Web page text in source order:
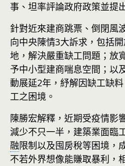
事、坦率評論政府政策並提
針對近來建商跳票、倒閉風
向中央陳情3大訴求，包括
地，解決嚴重缺工問題；放
予中小型建商喘息空間；以
動展延2年，紓解因缺工缺
工之困境。
陳勝宏解釋，近期受疫情影
減少不只一半，建築業面臨
融限制以及囤房稅等困境，
不若外界想像能賺取暴利，